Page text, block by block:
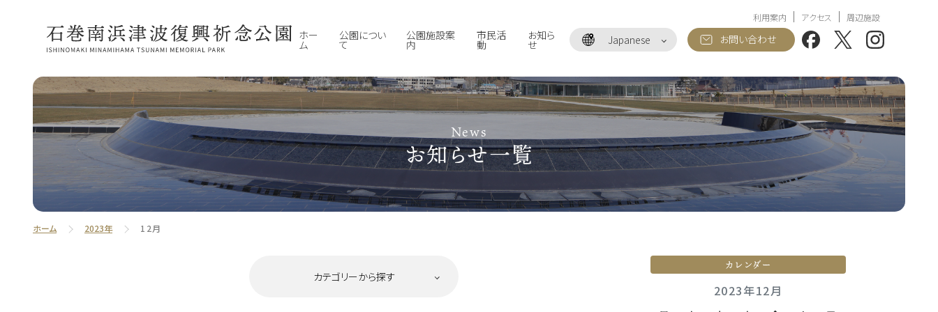
ホー
ム
公園につい
て
公園施設案
内
市民活
動
お知ら
せ Japanese お問い合わせ
利用案内 アクセス 周辺施設
News
お知らせ一覧
ホーム 2023年 12月
カレンダー
2023年12月